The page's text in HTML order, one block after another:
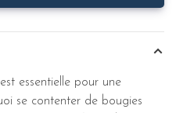
essentielle pour une
se contenter de bougies